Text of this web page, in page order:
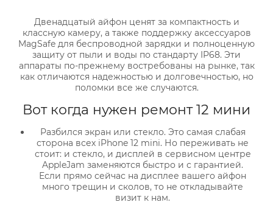
Двенадцатый айфон ценят за компактность и
классную камеру, а также поддержку аксессуаров
MagSafe для беспроводной зарядки и полноценную
защиту от пыли и воды по стандарту IP68. Эти
аппараты по-прежнему востребованы на рынке, так
как отличаются надежностью и долговечностью, но
поломки все же случаются.
Вот когда нужен ремонт 12 мини
Разбился экран или стекло. Это самая слабая
сторона всех iPhone 12 mini. Но переживать не
стоит: и стекло, и дисплей в сервисном центре
AppleJam заменяются быстро и с гарантией.
Если прямо сейчас на дисплее вашего айфон
много трещин и сколов, то не откладывайте
визит к нам.